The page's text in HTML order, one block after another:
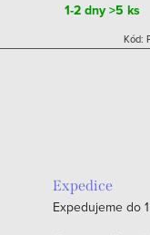
1-2 dny >5 ks
Kód:
Expedice
Expedujeme do